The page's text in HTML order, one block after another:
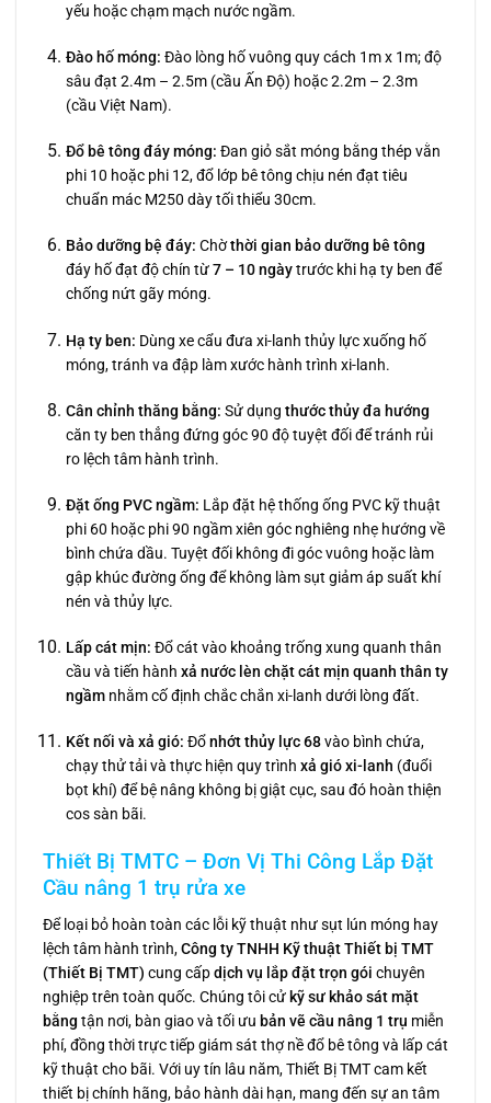
yếu hoặc chạm mạch nước ngầm.
Đào hố móng: Đào lòng hố vuông quy cách 1m x 1m; độ
sâu đạt 2.4m – 2.5m (cầu Ấn Độ) hoặc 2.2m – 2.3m
(cầu Việt Nam).
Đổ bê tông đáy móng: Đan giỏ sắt móng bằng thép vằn
phi 10 hoặc phi 12, đổ lớp bê tông chịu nén đạt tiêu
chuẩn mác M250 dày tối thiểu 30cm.
Bảo dưỡng bệ đáy: Chờthời gian bảo dưỡng bê tông
đáy hố đạt độ chín từ7 – 10 ngàytrước khi hạ ty ben để
chống nứt gãy móng.
Hạ ty ben: Dùng xe cẩu đưa xi-lanh thủy lực xuống hố
móng, tránh va đập làm xước hành trình xi-lanh.
Cân chỉnh thăng bằng: Sử dụng thước thủy đa hướng
căn ty ben thẳng đứng góc 90 độ tuyệt đối để tránh rủi
ro lệch tâm hành trình.
Đặt ống PVC ngầm: Lắp đặt hệ thống ống PVC kỹ thuật
phi 60 hoặc phi 90 ngầm xiên góc nghiêng nhẹ hướng về
bình chứa dầu. Tuyệt đối không đi góc vuông hoặc làm
gập khúc đường ống để không làm sụt giảm áp suất khí
nén và thủy lực.
Lấp cát mịn: Đổ cát vào khoảng trống xung quanh thân
cầu và tiến hành xả nước lèn chặt cát mịn quanh thân ty
ngầmnhằm cố định chắc chắn xi-lanh dưới lòng đất.
Kết nối và xả gió: Đổnhớt thủy lực 68vào bình chứa,
chạy thử tải và thực hiện quy trình xả gió xi-lanh (đuổi
bọt khí) để bệ nâng không bị giật cục, sau đó hoàn thiện
cos sàn bãi.
Thiết Bị TMTC – Đơn Vị Thi Công Lắp Đặt
Cầu nâng 1 trụ rửa xe
Để loại bỏ hoàn toàn các lỗi kỹ thuật như sụt lún móng hay
lệch tâm hành trình,Công ty TNHH Kỹ thuật Thiết bị TMT
(Thiết Bị TMT) cung cấpdịch vụ lắp đặt trọn gói chuyên
nghiệp trên toàn quốc. Chúng tôi cử kỹ sư khảo sát mặt
bằng tận nơi, bàn giao và tối ưu bản vẽ cầu nâng 1 trụ miễn
phí, đồng thời trực tiếp giám sát thợ nề đổ bê tông và lấp cát
kỹ thuật cho bãi. Với uy tín lâu năm, Thiết Bị TMT cam kết
thiết bị chính hãng, bảo hành dài hạn, mang đến sự an tâm